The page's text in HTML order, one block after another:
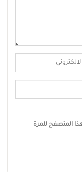
المتصفح للمرة